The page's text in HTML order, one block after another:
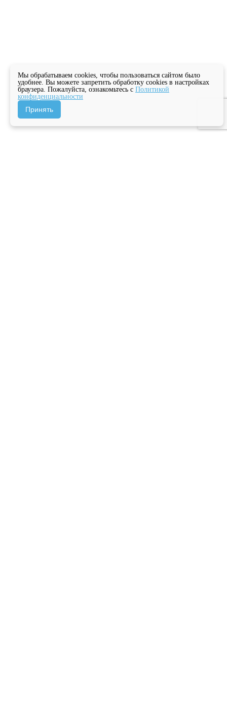
Мы обрабатываем cookies, чтобы пользоваться сайтом было
удобнее. Вы можете запретить обработку cookies в настройках
браузера. Пожалуйста, ознакомьтесь с Политикой
конфиденциальности
Принять